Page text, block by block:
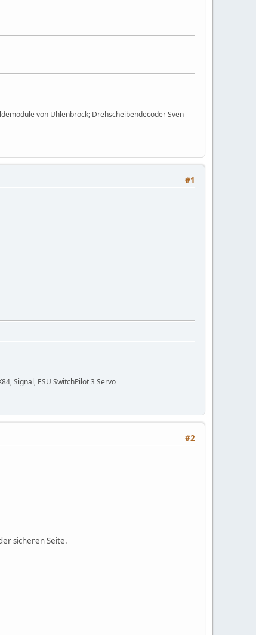
von Uhlenbrock; Drehscheibendecoder Sven
#1
Signal, ESU SwitchPilot 3 Servo
#2
sicheren Seite.